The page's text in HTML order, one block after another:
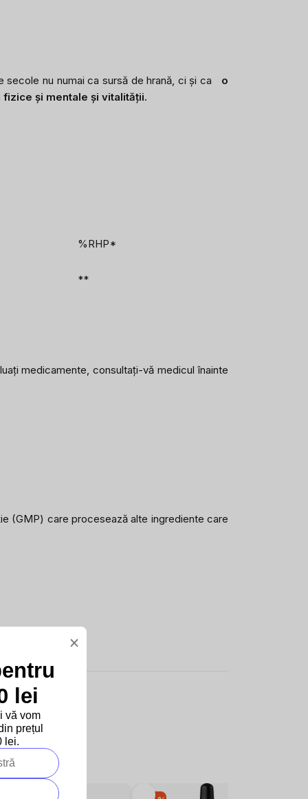
nu numai ca sursă de hrană, ci și ca
o
și mentale și vitalității.
%RHP*
**
medicamente, consultați-vă medicul înainte
(GMP) care procesează alte ingrediente care
×
lei
vă vom
prețul
lei.